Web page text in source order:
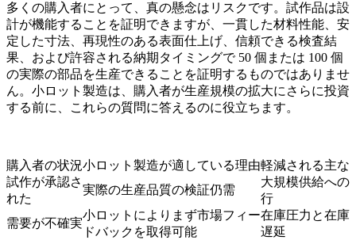
多くの購入者にとって、真の懸念はリスクです。試作品は設
計が機能することを証明できますが、一貫した材料性能、安
定した寸法、再現性のある表面仕上げ、信頼できる検査結
果、および許容される納期タイミングで 50 個または 100 個
の実際の部品を生産できることを証明するものではありませ
ん。小ロット製造は、購入者が生産規模の拡大にさらに投資
する前に、これらの質問に答えるのに役立ちます。
購入者の状況小ロット製造が適している理由軽減される主な
試作が承認さ
れた
実際の生産品質の検証仍需
大規模供給への
行
需要が不確実
小ロットによりまず市場フィー
ドバックを取得可能
在庫圧力と在庫
遅延